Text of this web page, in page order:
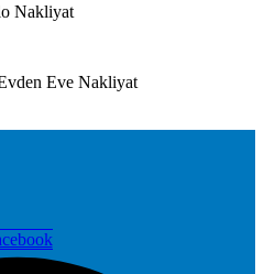
Nakliyat
Eve Nakliyat